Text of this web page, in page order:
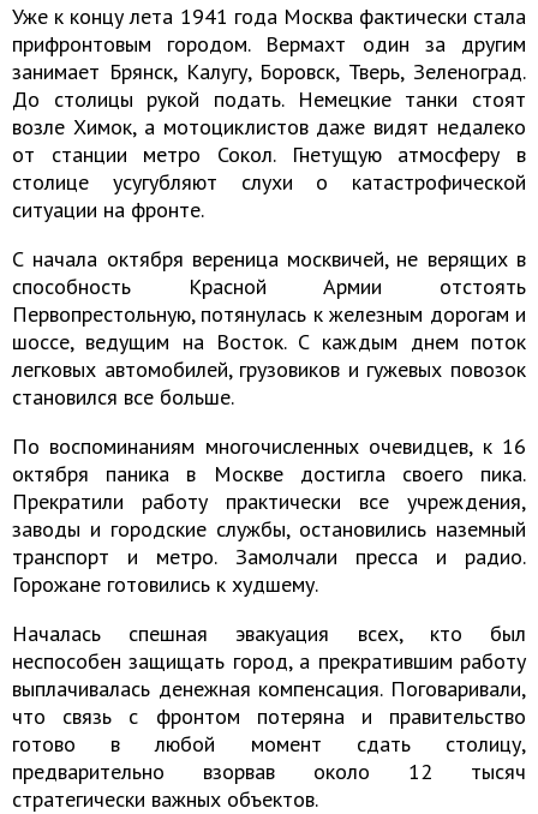
Уже к концу лета 1941 года Москва фактически стала
прифронтовым городом. Вермахт один за другим
занимает Брянск, Калугу, Боровск, Тверь, Зеленоград.
До столицы рукой подать. Немецкие танки стоят
возле Химок, а мотоциклистов даже видят недалеко
от станции метро Сокол. Гнетущую атмосферу в
столице усугубляют слухи о катастрофической
ситуации на фронте.
С начала октября вереница москвичей, не верящих в
способность Красной Армии отстоять
Первопрестольную, потянулась к железным дорогам и
шоссе, ведущим на Восток. С каждым днем поток
легковых автомобилей, грузовиков и гужевых повозок
становился все больше.
По воспоминаниям многочисленных очевидцев, к 16
октября паника в Москве достигла своего пика.
Прекратили работу практически все учреждения,
заводы и городские службы, остановились наземный
транспорт и метро. Замолчали пресса и радио.
Горожане готовились к худшему.
Началась спешная эвакуация всех, кто был
неспособен защищать город, а прекратившим работу
выплачивалась денежная компенсация. Поговаривали,
что связь с фронтом потеряна и правительство
готово в любой момент сдать столицу,
предварительно взорвав около 12 тысяч
стратегически важных объектов.